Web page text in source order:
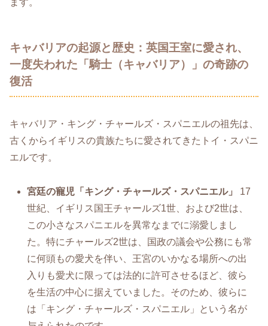
ます。
キャバリアの起源と歴史：英国王室に愛され、
一度失われた「騎士（キャバリア）」の奇跡の
復活
キャバリア・キング・チャールズ・スパニエルの祖先は、
古くからイギリスの貴族たちに愛されてきたトイ・スパニ
エルです。
宮廷の寵児「キング・チャールズ・スパニエル」
17
世紀、イギリス国王チャールズ1世、および2世は、
この小さなスパニエルを異常なまでに溺愛しまし
た。特にチャールズ2世は、国政の議会や公務にも常
に何頭もの愛犬を伴い、王宮のいかなる場所への出
入りも愛犬に限っては法的に許可させるほど、彼ら
を生活の中心に据えていました。そのため、彼らに
は「キング・チャールズ・スパニエル」という名が